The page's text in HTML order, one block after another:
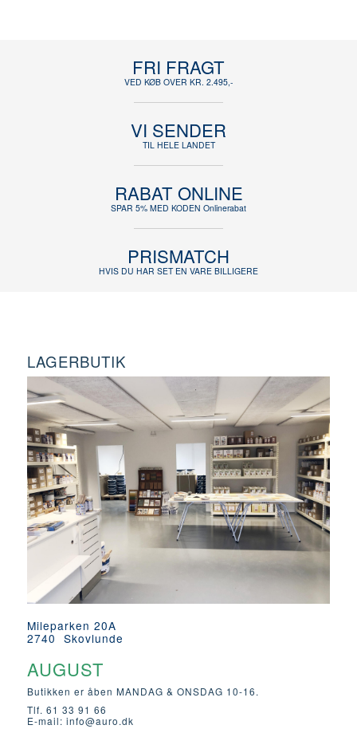
FRI FRAGT
VED KØB OVER KR. 2.495,-
VI SENDER
TIL HELE LANDET
RABAT ONLINE
SPAR 5% MED KODEN Onlinerabat
PRISMATCH
HVIS DU HAR SET EN VARE BILLIGERE
LAGERBUTIK
Mileparken 20A
2740 Skovlunde
AUGUST
Butikken er åben MANDAG & ONSDAG 10-16.
Tlf. 61 33 91 66
E-mail: info@auro.dk